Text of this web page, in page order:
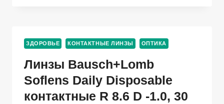
R
(ДИОПТРИЯ
-1,50),
6
ШТ
ЗДОРОВЬЕ КОНТАКТНЫЕ ЛИНЗЫ ОПТИКА
Линзы Bausch+Lomb
Soflens Daily Disposable
контактные R 8.6 D -1.0, 30